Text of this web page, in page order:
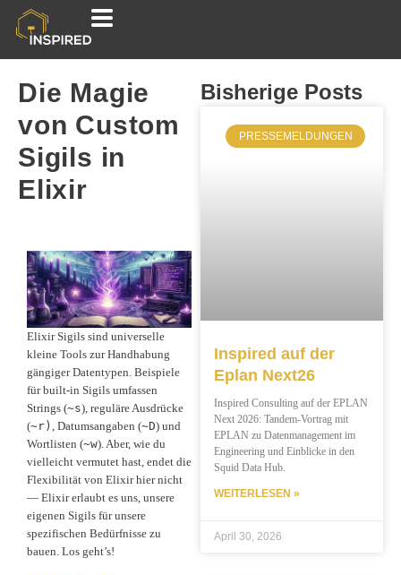
Die Magie
von Custom
Sigils in
Elixir
Elixir Sigils sind universelle
kleine Tools zur Handhabung
gängiger Datentypen. Beispiele
für built-in Sigils umfassen
Strings (~s), reguläre Ausdrücke
(~r) , Datumsangaben (~D) und
Wortlisten (~w). Aber, wie du
vielleicht vermutet hast, endet die
Flexibilität von Elixir hier nicht
— Elixir erlaubt es uns, unsere
eigenen Sigils für unsere
spezifischen Bedürfnisse zu
bauen. Los geht’s!
Bisherige Posts
PRESSEMELDUNGEN
Inspired auf der
Eplan Next26
Inspired Consulting auf der EPLAN
Next 2026: Tandem-Vortrag mit
EPLAN zu Datenmanagement im
Engineering und Einblicke in den
Squid Data Hub.
WEITERLESEN »
April 30, 2026